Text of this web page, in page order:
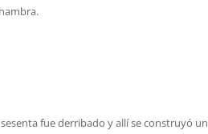
fue derribado y allí se construyó un